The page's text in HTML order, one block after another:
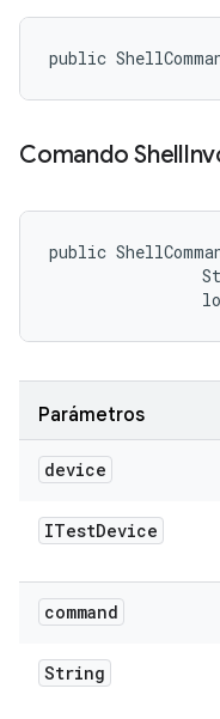
public
Comando Shell
public
Parámetros
device
ITestDevice
command
String